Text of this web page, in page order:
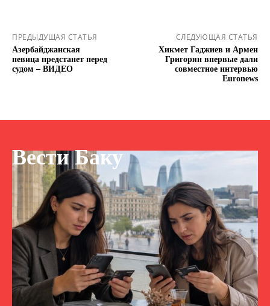
ПРЕДЫДУЩАЯ СТАТЬЯ
Азербайджанская
певица предстанет перед
судом – ВИДЕО
СЛЕДУЮЩАЯ СТАТЬЯ
Хикмет Гаджиев и Армен
Григорян впервые дали
совместное интервью
Euronews
Вести Баку